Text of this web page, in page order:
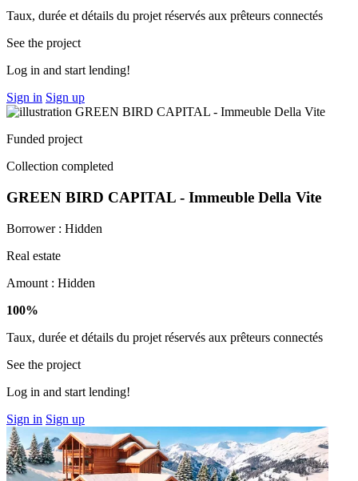
Taux, durée et détails du projet réservés aux prêteurs connectés
See the project
Log in and start lending!
Sign in Sign up
Funded project
Collection completed
GREEN BIRD CAPITAL - Immeuble Della Vite
Borrower : Hidden
Real estate
Amount : Hidden
100%
Taux, durée et détails du projet réservés aux prêteurs connectés
See the project
Log in and start lending!
Sign in Sign up